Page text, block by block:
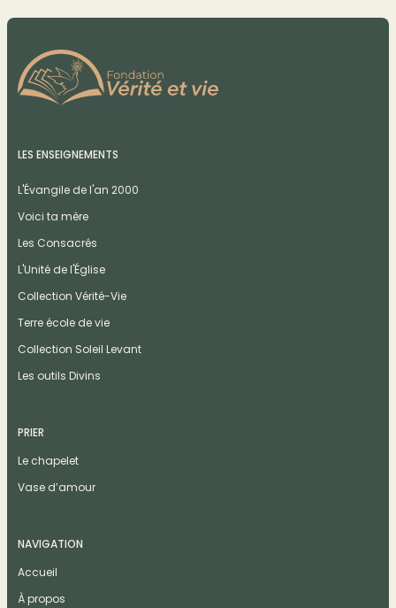
LES ENSEIGNEMENTS
L'Évangile de l'an 2000
Voici ta mère
Les Consacrés
L'Unité de l'Église
Collection Vérité-Vie
Terre école de vie
Collection Soleil Levant
Les outils Divins
PRIER
Le chapelet
Vase d’amour
NAVIGATION
Accueil
À propos